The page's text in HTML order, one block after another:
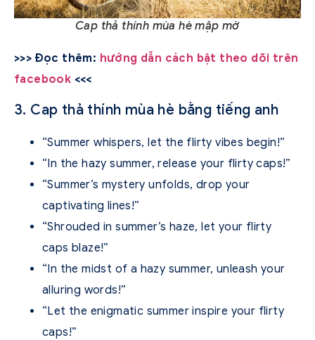
Cap thả thính mùa hè mập mờ
>>> Đọc thêm: hướng dẫn cách bật theo dõi trên
facebook <<<
3. Cap thả thính mùa hè bằng tiếng anh
“Summer whispers, let the flirty vibes begin!”
“In the hazy summer, release your flirty caps!”
“Summer’s mystery unfolds, drop your
captivating lines!”
“Shrouded in summer’s haze, let your flirty
caps blaze!”
“In the midst of a hazy summer, unleash your
alluring words!”
“Let the enigmatic summer inspire your flirty
caps!”